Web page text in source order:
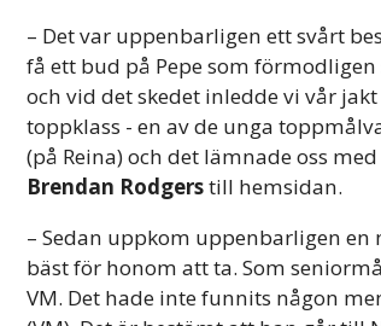
– Det var uppenbarligen ett svårt
få ett bud på Pepe som
och vid det skedet inledde vi vår
toppklass - en av de unga
(på Reina) och det lämnade oss
Brendan Rodgerstill hemsidan.
– Sedan uppkom uppenbarligen
bäst för honom att ta. Som
VM. Det hade inte funnits någon